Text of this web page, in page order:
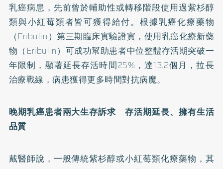
乳癌病患，先前曾於輔助性或轉移階段使用過紫杉醇
類與小紅莓類者皆可獲得給付。根據乳癌化療藥物
（Eribulin）第三期臨床實驗證實，使用乳癌化療新藥
物（Eribulin）可成功幫助患者中位整體存活期突破一
年限制，顯著延長存活時間25%，達13.2個月，拉長
治療戰線，病患獲得更多時間對抗病魔。
晚期乳癌患者兩大生存訴求 存活期延長、擁有生活
品質
戴醫師說，一般傳統紫杉醇或小紅莓類化療藥物，其